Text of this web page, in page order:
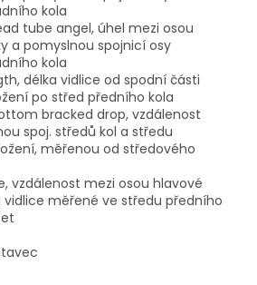
kola
tube angel, úhel mezi osou
a pomyslnou spojnicí osy
kola
délka vidlice od spodní části
po střed předního kola
bracked drop, vzdálenost
spoj. středů kol a středu
měřenou od středového
vzdálenost mezi osou hlavové
vidlice měřené ve středu předního